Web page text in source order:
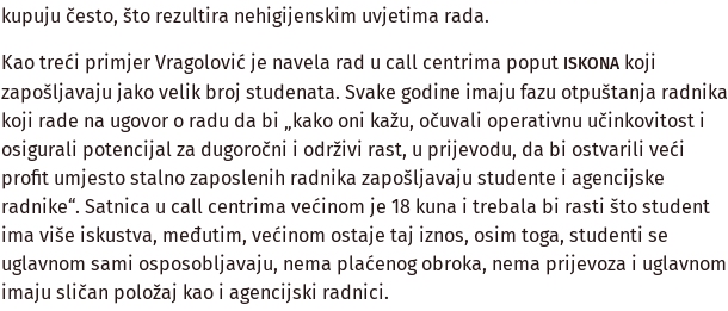
kupuju često, što rezultira nehigijenskim uvjetima rada.
Kao treći primjer Vragolović je navela rad u call centrima poput ISKONAkoji
zapošljavaju jako velik broj studenata. Svake godine imaju fazu otpuštanja radnika
koji rade na ugovor o radu da bi „kako oni kažu, očuvali operativnu učinkovitost i
osigurali potencijal za dugoročni i održivi rast, u prijevodu, da bi ostvarili veći
profit umjesto stalno zaposlenih radnika zapošljavaju studente i agencijske
radnike“. Satnica u call centrima većinom je 18 kuna i trebala bi rasti što student
ima više iskustva, međutim, većinom ostaje taj iznos, osim toga, studenti se
uglavnom sami osposobljavaju, nema plaćenog obroka, nema prijevoza i uglavnom
imaju sličan položaj kao i agencijski radnici.